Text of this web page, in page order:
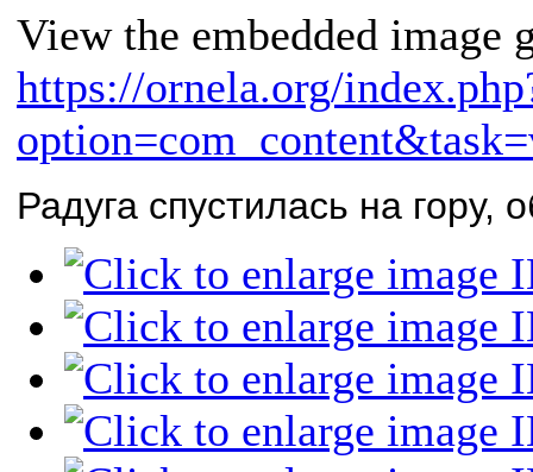
View the embedded image
https://ornela.org/
Радуга спустилась на гору,